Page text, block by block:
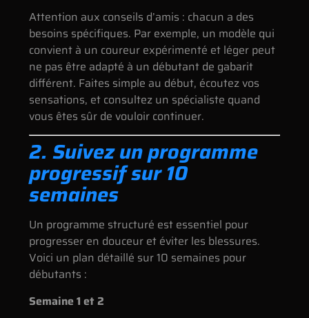
Attention aux conseils d’amis : chacun a des
besoins spécifiques. Par exemple, un modèle qui
convient à un coureur expérimenté et léger peut
ne pas être adapté à un débutant de gabarit
différent. Faites simple au début, écoutez vos
sensations, et consultez un spécialiste quand
vous êtes sûr de vouloir continuer.
2. Suivez un programme
progressif sur 10
semaines
Un programme structuré est essentiel pour
progresser en douceur et éviter les blessures.
Voici un plan détaillé sur 10 semaines pour
débutants :
Semaine 1 et 2